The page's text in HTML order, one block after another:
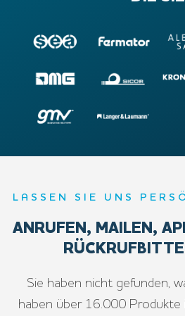
LASSEN SIE UNS
ANRUFEN, MAILEN,
Sie haben nicht gefunden,
haben über 16.000 Produkte